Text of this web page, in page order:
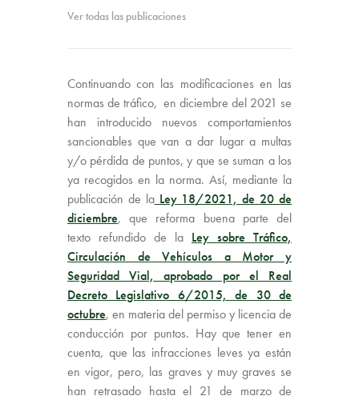
Ver todas las publicaciones
Continuando con las modificaciones en las
normas de tráfico, en diciembre del 2021 se
han introducido nuevos comportamientos
sancionables que van a dar lugar a multas
y/o pérdida de puntos, y que se suman a los
ya recogidos en la norma. Así, mediante la
publicación de laLey 18/2021, de 20 de
diciembre, que reforma buena parte del
texto refundido de la Ley sobre Tráfico,
Circulación de Vehículos a Motor y
Seguridad Vial, aprobado por el Real
Decreto Legislativo 6/2015, de 30 de
octubre, en materia del permiso y licencia de
conducción por puntos. Hay que tener en
cuenta, que las infracciones leves ya están
en vigor, pero, las graves y muy graves se
han retrasado hasta el 21 de marzo de